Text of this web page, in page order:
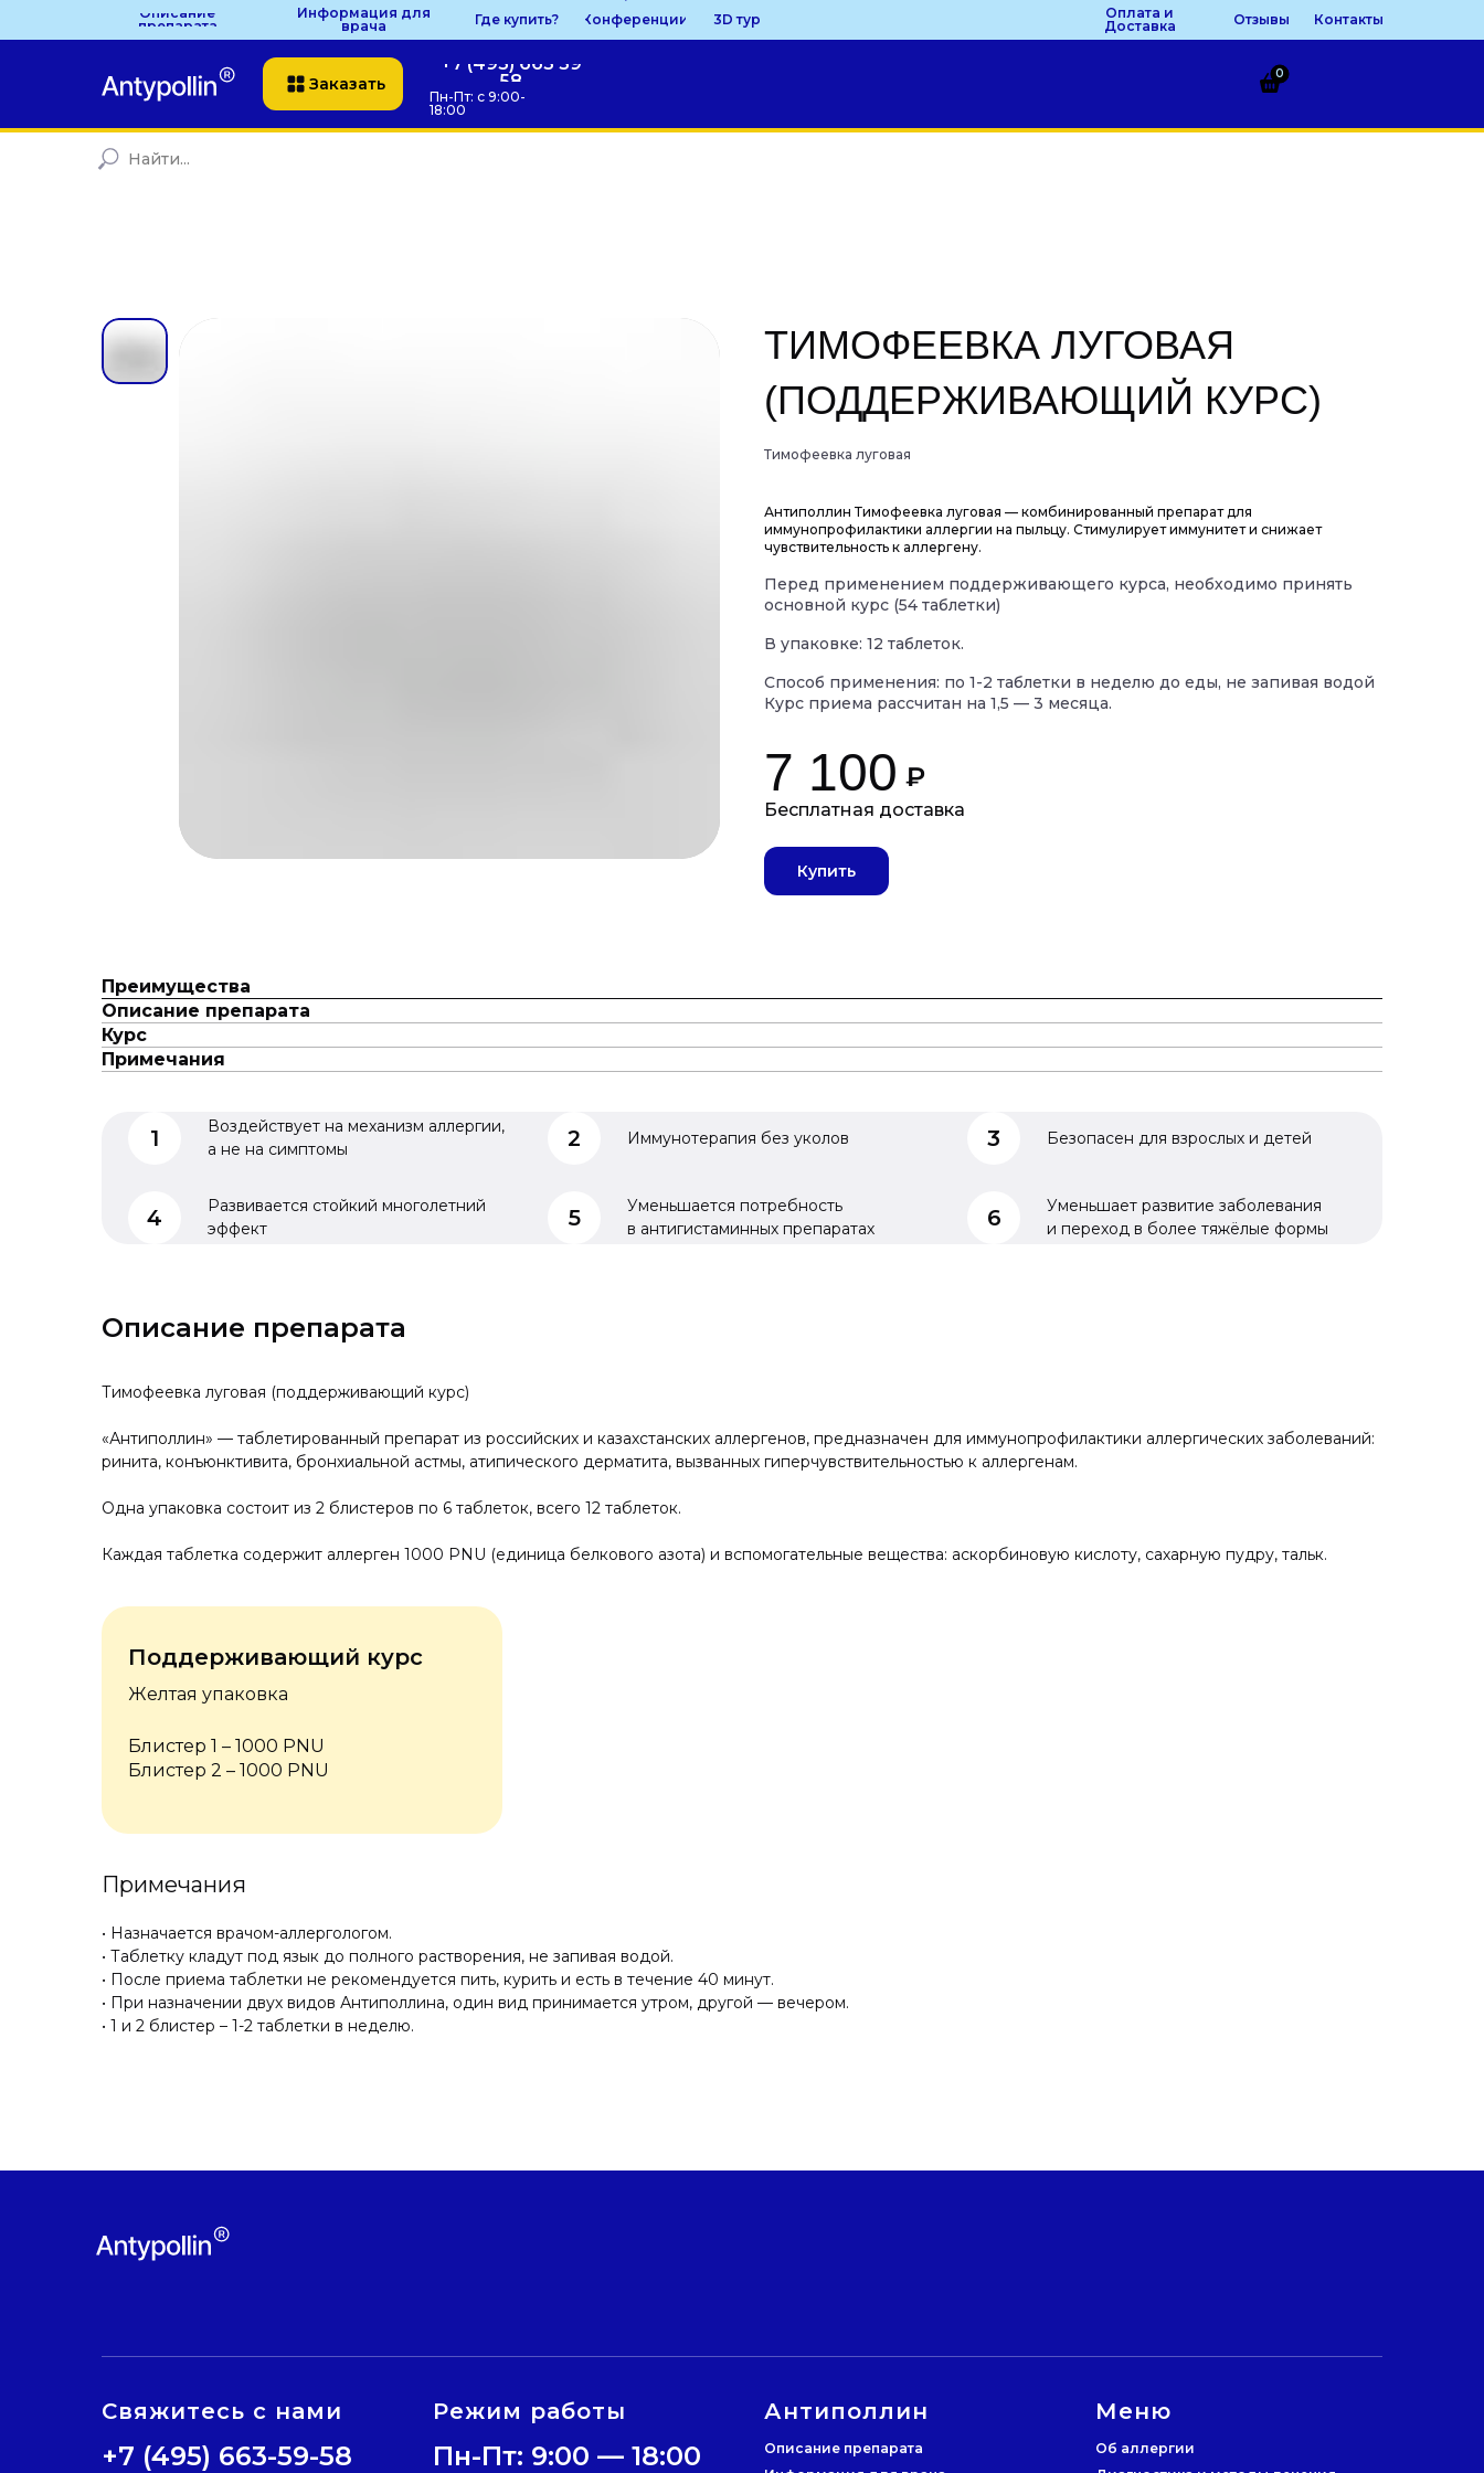
Описание
препарата
Информация для
врача
Конференции 3D тур
Где купить?
Оплата и
Доставка
Отзывы Контакты
Заказать
Пн-Пт: с 9:00-
18:00
+7 (495) 663 59
58
0
ТИМОФЕЕВКА ЛУГОВАЯ
(ПОДДЕРЖИВАЮЩИЙ КУРС)
7 100 ₽
Купить
Антиполлин Тимофеевка луговая — комбинированный препарат для
иммунопрофилактики аллергии на пыльцу. Стимулирует иммунитет и снижает
чувствительность к аллергену.
Перед применением поддерживающего курса, необходимо принять
основной курс (54 таблетки)
В упаковке: 12 таблеток.
Способ применения: по 1-2 таблетки в неделю до еды, не запивая водой
Курс приема рассчитан на 1,5 — 3 месяца.
Тимофеевка луговая
Преимущества
Описание препарата
Курс
Примечания
Воздействует на механизм аллергии,
а не на симптомы
Иммунотерапия без уколов Безопасен для взрослых и детей
Развивается стойкий многолетний
эффект
Уменьшается потребность
в антигистаминных препаратах
Уменьшает развитие заболевания
и переход в более тяжёлые формы
Тимофеевка луговая (поддерживающий курс)
«Антиполлин» — таблетированный препарат из российских и казахстанских аллергенов, предназначен для иммунопрофилактики аллергических заболеваний:
ринита, конъюнктивита, бронхиальной астмы, атипического дерматита, вызванных гиперчувствительностью к аллергенам.
Одна упаковка состоит из 2 блистеров по 6 таблеток, всего 12 таблеток.
Каждая таблетка содержит аллерген 1000 PNU (единица белкового азота) и вспомогательные вещества: аскорбиновую кислоту, сахарную пудру, тальк.
Поддерживающий курс
Желтая упаковка
Блистер 1 – 1000 PNU
Блистер 2 – 1000 PNU
• Назначается врачом-аллергологом.
• Таблетку кладут под язык до полного растворения, не запивая водой.
• После приема таблетки не рекомендуется пить, курить и есть в течение 40 минут.
• При назначении двух видов Антиполлина, один вид принимается утром, другой — вечером.
• 1 и 2 блистер – 1-2 таблетки в неделю.
Свяжитесь с нами
+7 (495) 663-59-58
Режим работы
Пн-Пт: 9:00 — 18:00
Антиполлин
Описание препарата
Меню
Об аллергии